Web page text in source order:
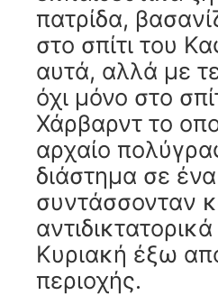
πατρίδα,
στο σπίτι του
αυτά, αλλά με
όχι μόνο στο
Χάρβαρντ το
αρχαίο
διάστημα σε
συντάσσονταν
Κυριακή έξω
περιοχής.